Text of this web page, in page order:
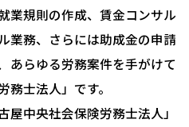
業規則の作成、賃金コンサル
業務、さらには助成金の申請
あらゆる労務案件を手がけて
士法人」です。
中央社会保険労務士法人」